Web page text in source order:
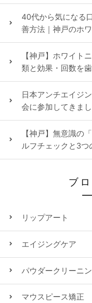
40代から気になる
善方法｜神戸のホ
【神戸】ホワイト
類と効果・回数を
日本アンチエイジ
会に参加してきまし
【神戸】無意識の
ルフチェックと3つ
ブ
リップアート
エイジングケア
パウダークリーニ
マウスピース矯正